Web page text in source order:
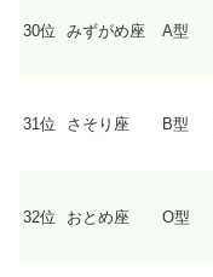
30位 みずがめ座 A型
31位 さそり座 B型
32位 おとめ座 O型